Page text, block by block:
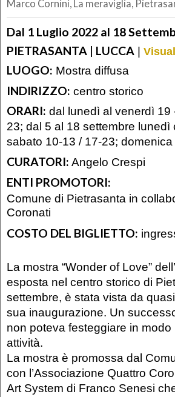
Marco Cornini, La meraviglia,
Dal 1 Luglio 2022 al 18
PIETRASANTA | LUCCA |
LUOGO: Mostra diffusa
INDIRIZZO: centro storico
ORARI: dal lunedì al venerdì
23; dal 5 al 18 settembre
sabato 10-13 / 17-23;
CURATORI: Angelo Crespi
ENTI PROMOTORI:
Comune di Pietrasanta in
Coronati
COSTO DEL BIGLIETTO:
La mostra “Wonder of Love”
esposta nel centro storico di
settembre, è stata vista da
sua inaugurazione. Un
non poteva festeggiare in
attività.
La mostra è promossa dal
con l’Associazione Quattro
Art System di Franco Senesi